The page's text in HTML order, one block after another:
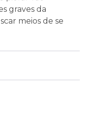
graves da
meios de se